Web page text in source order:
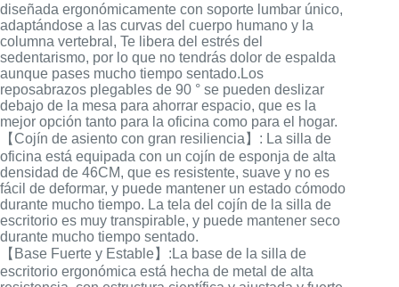
diseñada ergonómicamente con soporte lumbar único,
adaptándose a las curvas del cuerpo humano y la
columna vertebral, Te libera del estrés del
sedentarismo, por lo que no tendrás dolor de espalda
aunque pases mucho tiempo sentado.Los
reposabrazos plegables de 90 ° se pueden deslizar
debajo de la mesa para ahorrar espacio, que es la
mejor opción tanto para la oficina como para el hogar.
【Cojín de asiento con gran resiliencia】: La silla de
oficina está equipada con un cojín de esponja de alta
densidad de 46CM, que es resistente, suave y no es
fácil de deformar, y puede mantener un estado cómodo
durante mucho tiempo. La tela del cojín de la silla de
escritorio es muy transpirable, y puede mantener seco
durante mucho tiempo sentado.
【Base Fuerte y Estable】:La base de la silla de
escritorio ergonómica está hecha de metal de alta